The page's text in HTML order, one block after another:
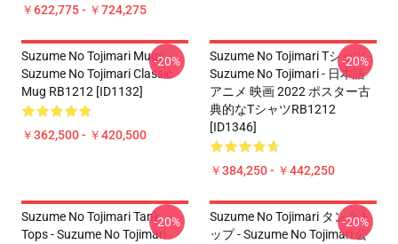
￥622,775 - ￥724,275
Suzume No Tojimari Mugs -
Suzume No Tojimari Classic
Mug RB1212 [ID1132]
￥362,500 - ￥420,500
-20%
Suzume No Tojimari Tシャツ -
Suzume No Tojimari - 日本語
アニメ 映画 2022 ポスター古
典的なTシャツRB1212
[ID1346]
￥384,250 - ￥442,250
-20%
Suzume No Tojimari Tank
Tops - Suzume No Tojimari
-20%
Suzume No Tojimari タンクト
ップ - Suzume No Tojimari 公
-20%